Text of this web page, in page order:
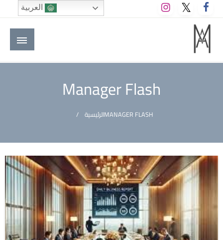
التخطي
إلى
المحتوى
M A hotels | إم ايه هوتيلز
الموقع الأول للعاملين في الفنادق في العالم العربي
Manager Flash
الرئيسيةMANAGER FLASH
العربية